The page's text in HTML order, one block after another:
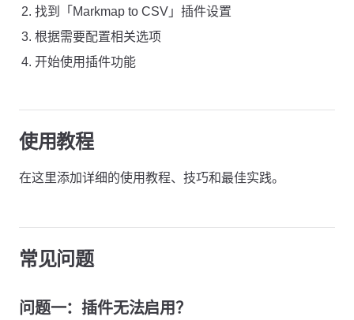
找到「Markmap to CSV」插件设置
根据需要配置相关选项
开始使用插件功能
使用教程
在这里添加详细的使用教程、技巧和最佳实践。
常见问题
问题一：插件无法启用？